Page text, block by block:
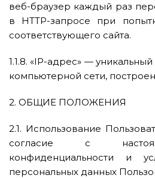
веб-браузер каждый раз
в HTTP-запросе при
соответствующего сайта.
1.1.8. «IP-адрес» —
компьютерной сети,
2. ОБЩИЕ ПОЛОЖЕНИЯ
2.1. Использование
согласие с
конфиденциальности и
персональных данных